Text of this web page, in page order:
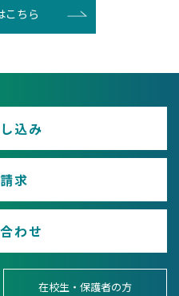
こちら
込み
求
わせ
在校生・保護者の方